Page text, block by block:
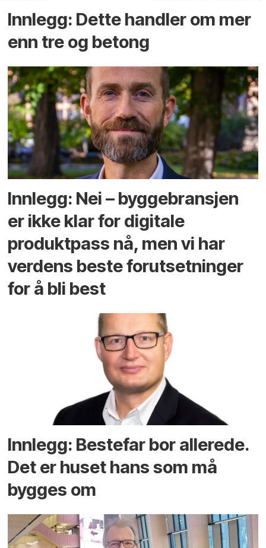
Innlegg: Dette handler om mer
enn tre og betong
Innlegg: Nei – byggebransjen
er ikke klar for digitale
produktpass nå, men vi har
verdens beste forutsetninger
for å bli best
Innlegg: Bestefar bor allerede.
Det er huset hans som må
bygges om